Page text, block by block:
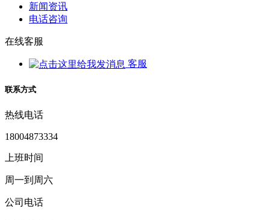
新闻资讯
电话咨询
在线客服
客服
联系方式
热线电话
18004873334
上班时间
周一到周六
公司电话